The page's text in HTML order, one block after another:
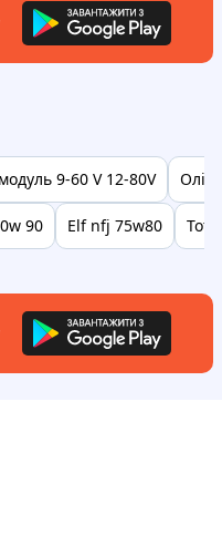
9-60 V 12-80V Олія
90 Elf nfj 75w80